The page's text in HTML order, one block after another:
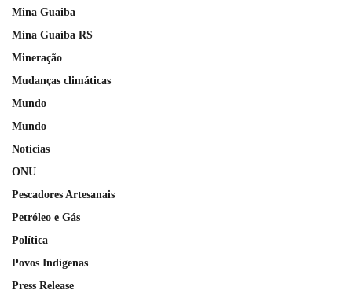
Mina Guaiba
Mina Guaíba RS
Mineração
Mudanças climáticas
Mundo
Mundo
Notícias
ONU
Pescadores Artesanais
Petróleo e Gás
Política
Povos Indígenas
Press Release